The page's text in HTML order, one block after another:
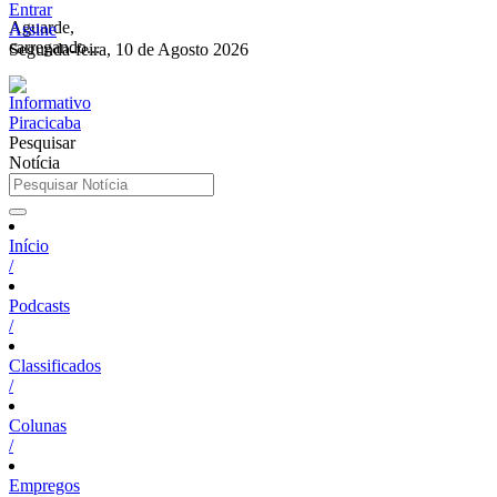
Aguarde,
carregando...
Entrar
Assine
Segunda-feira, 10 de Agosto 2026
Pesquisar
Notícia
Início
/
Podcasts
/
Classificados
/
Colunas
/
Empregos